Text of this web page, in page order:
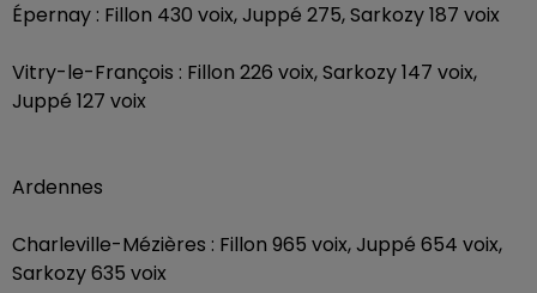
Épernay : Fillon 430 voix, Juppé 275, Sarkozy 187 voix
Vitry-le-François : Fillon 226 voix, Sarkozy 147 voix,
Juppé 127 voix
Ardennes
Charleville-Mézières : Fillon 965 voix, Juppé 654 voix,
Sarkozy 635 voix